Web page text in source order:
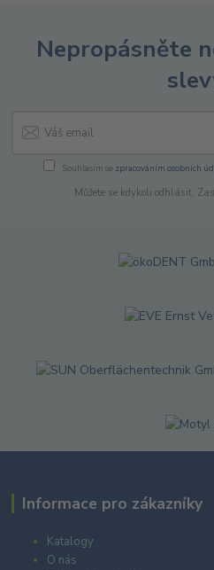
Nepropásněte
Souhlasím se zpracováním osobních
Můžete se kdykoli odhlásit.
Informace pro zákazníky
Katalogy
O nás